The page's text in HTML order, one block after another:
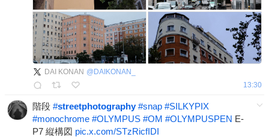
DAI KONAN @ DAIKONAN_
13:30
階段 #streetphotography #snap #SILKYPIX
#monochrome #OLYMPUS #OM #OLYMPUSPEN E-
P7 縦構図 pic.x.com/STzRicfIDI